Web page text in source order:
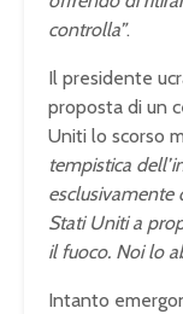
controlla”.
Il presidente
proposta di un
Uniti lo scorso
tempistica
esclusivamente
Stati Uniti a
il fuoco. Noi lo
Intanto